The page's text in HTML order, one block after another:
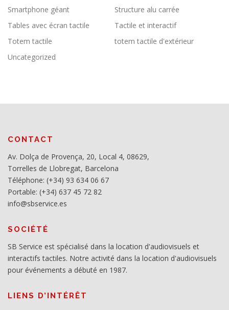
Smartphone géant
Structure alu carrée
Tables avec écran tactile
Tactile et interactif
Totem tactile
totem tactile d'extérieur
Uncategorized
CONTACT
Av. Dolça de Provença, 20, Local 4, 08629,
Torrelles de Llobregat, Barcelona
Téléphone: (+34) 93 634 06 67
Portable: (+34) 637 45 72 82
info@sbservice.es
SOCIÉTÉ
SB Service est spécialisé dans la location d'audiovisuels et
interactifs tactiles. Notre activité dans la location d'audiovisuels
pour événements a débuté en 1987.
LIENS D’INTÉRÊT